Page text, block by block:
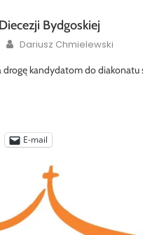
Bydgoskiej
Author
Dariusz Chmielewski
drogę kandydatom do diakonatu
E-mail